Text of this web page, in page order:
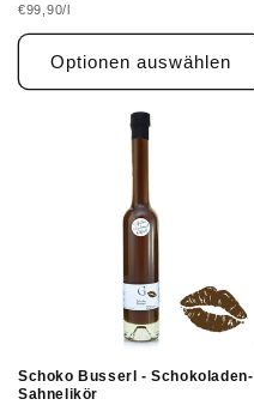
Preis
Grundpreis
€99,90/l
Optionen auswählen
Schoko Busserl - Schokoladen-
Sahnelikör